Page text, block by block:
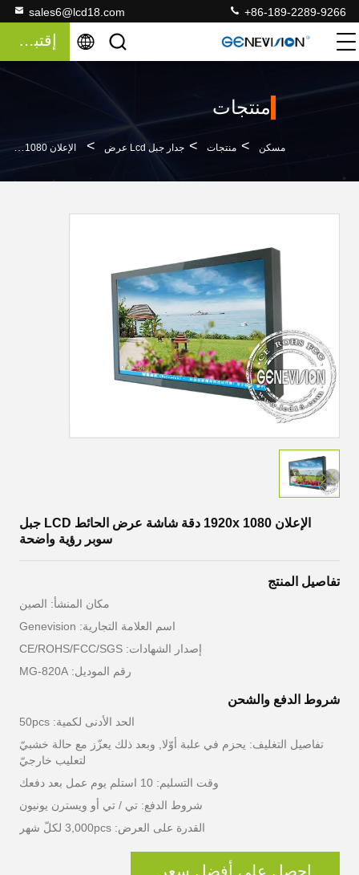
sales6@lcd18.com +86-189-2289-9266
إقتباس
منتجات
مسكن > منتجات > جدار جبل Lcd عرض > الإعلان 1920x 1080 دقة شاشة عرض الحائط LCD جبل سوبر رؤية واضحة
الإعلان 1920x 1080 دقة شاشة عرض الحائط LCD جبل
سوبر رؤية واضحة
تفاصيل المنتج
مكان المنشأ: الصين
اسم العلامة التجارية: Genevision
إصدار الشهادات: CE/ROHS/FCC/SGS
رقم الموديل: MG-820A
شروط الدفع والشحن
الحد الأدنى لكمية: 50pcs
تفاصيل التغليف: يحزم في علبة أوّلا, وبعد ذلك يعزّز مع حالة خشبيّ
لتعليب خارجيّ
وقت التسليم: 10 استلم يوم عمل بعد دفعك
شروط الدفع: تي / تي أو ويسترن يونيون
القدرة على العرض: 3,000pcs لكلّ شهر
احصل على أفضل سعر